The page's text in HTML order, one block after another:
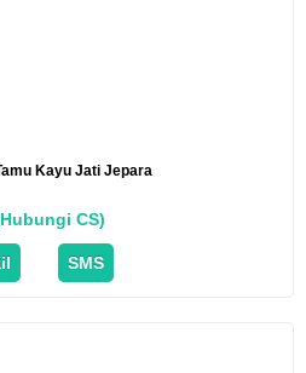
Kayu Jati Jepara
CS)
SMS